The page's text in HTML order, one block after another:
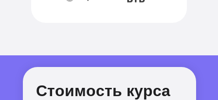
Стоимость курса